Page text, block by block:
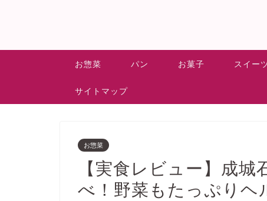
お惣菜 パン お菓子 スイー
サイトマップ
お惣菜
【実食レビュー】成
べ！野菜もたっぷりヘ